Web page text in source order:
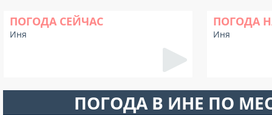
ПОГОДА СЕЙЧАС
Иня
ПОГОДА
Иня
ПОГОДА В ИНЕ ПО